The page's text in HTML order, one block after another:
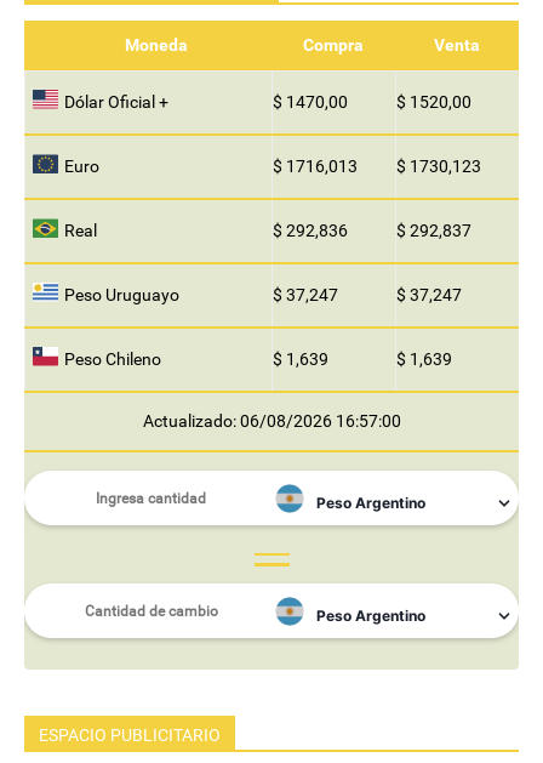
Moneda Compra Venta
Dólar Oficial + $ 1470,00 $ 1520,00
Euro $ 1716,013 $ 1730,123
Real $ 292,836 $ 292,837
Peso Uruguayo $ 37,247 $ 37,247
Peso Chileno $ 1,639 $ 1,639
Actualizado: 06/08/2026 16:57:00
ESPACIO PUBLICITARIO